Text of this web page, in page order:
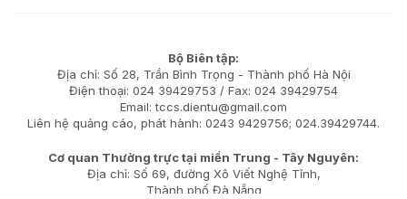
Bộ Biên tập:
Địa chỉ: Số 28, Trần Bình Trọng - Thành phố Hà Nội
Điện thoại: 024 39429753 / Fax: 024 39429754
Email: tccs.dientu@gmail.com
Liên hệ quảng cáo, phát hành: 0243 9429756; 024.39429744.
Cơ quan Thường trực tại miền Trung - Tây Nguyên:
Địa chỉ: Số 69, đường Xô Viết Nghệ Tĩnh,
Thành phố Đà Nẵng